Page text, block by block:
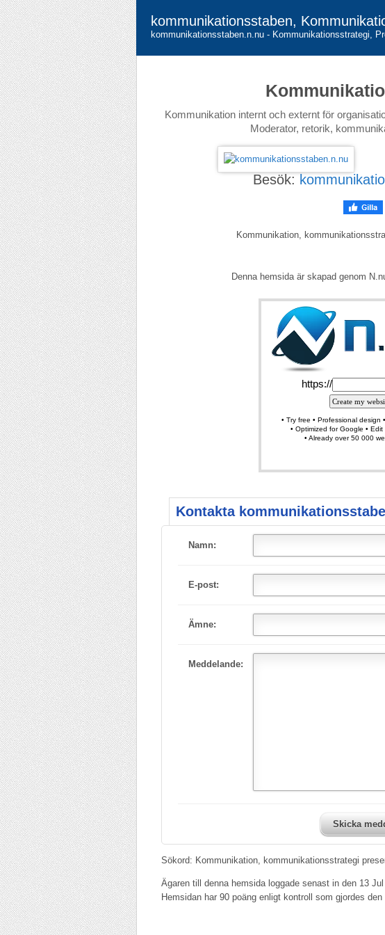
kommunikationsstaben,
kommunikationsstaben.n.nu - Kommunikationsstrategi,
Kommunikation internt och externt för
Moderator, retorik,
Besök:
Kommunikation,
Denna hemsida är skapad genom
Kontakta
Namn:
E-post:
Ämne:
Meddelande:
Skicka
Sökord: Kommunikation, kommunikationsstrategi
Ägaren till denna hemsida loggade senast in den 13 Jul
Hemsidan har 90 poäng enligt kontroll som gjordes den